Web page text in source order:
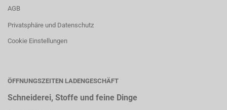
AGB
Privatsphäre und Datenschutz
Cookie Einstellungen
ÖFFNUNGSZEITEN LADENGESCHÄFT
Schneiderei, Stoffe und feine Dinge